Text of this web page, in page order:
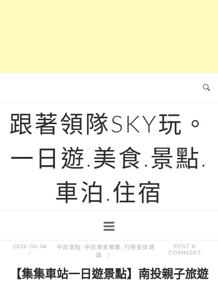
跟著領隊SKY玩。
一日遊.美食.景點.
車泊.住宿
2026-06-04 中部景點 中部美食推薦
行程安排建
議
POST A
COMMENT
【集集車站一日遊景點】南投親子旅遊